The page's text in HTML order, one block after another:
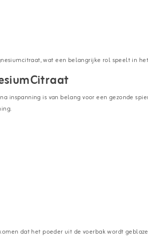
wat een belangrijke rol speelt in
inspanning is van belang voor een gezonde
dat het poeder uit de voerbak wordt